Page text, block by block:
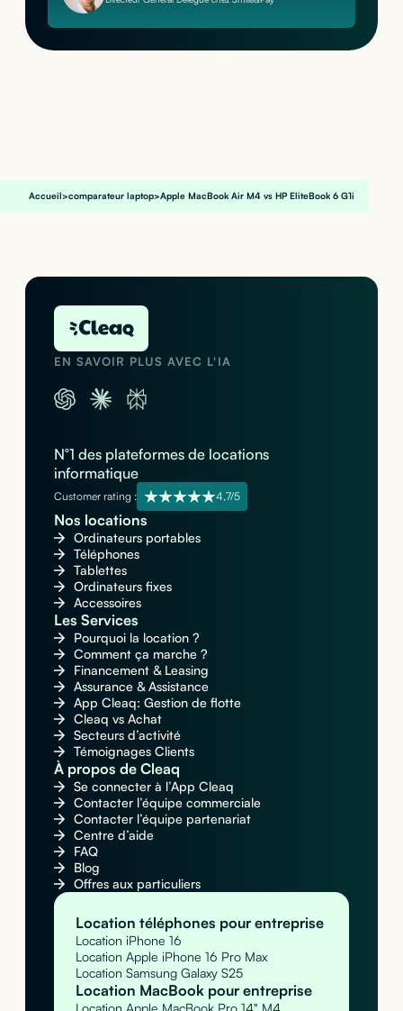
Accueil>comparateur laptop>Apple MacBook Air M4 vs HP EliteBook 6 G1i
EN SAVOIR PLUS AVEC L'IA
N°1 des plateformes de locations
informatique
Customer rating : 4,7/5
Nos locations
Ordinateurs portables
Téléphones
Tablettes
Ordinateurs fixes
Accessoires
Les Services
Pourquoi la location ?
Comment ça marche ?
Financement & Leasing
Assurance & Assistance
App Cleaq: Gestion de flotte
Cleaq vs Achat
Secteurs d’activité
Témoignages Clients
À propos de Cleaq
Se connecter à l’App Cleaq
Contacter l’équipe commerciale
Contacter l’équipe partenariat
Centre d’aide
FAQ
Blog
Offres aux particuliers
Location téléphones pour entreprise
Location iPhone 16
Location Apple iPhone 16 Pro Max
Location Samsung Galaxy S25
Location MacBook pour entreprise
Location Apple MacBook Pro 14" M4